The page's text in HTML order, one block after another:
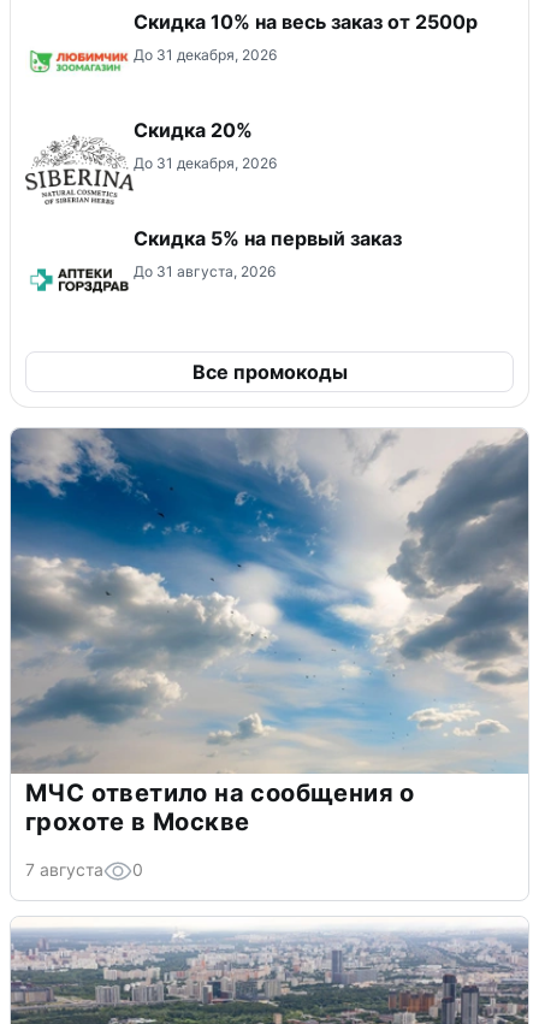
Скидка 10% на весь заказ от 2500р
До 31 декабря, 2026
Скидка 20%
До 31 декабря, 2026
Скидка 5% на первый заказ
До 31 августа, 2026
Все промокоды
МЧС ответило на сообщения о
грохоте в Москве
7 августа 0